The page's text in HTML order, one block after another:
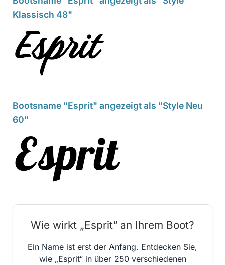
Klassisch 48"
Bootsname "Esprit" angezeigt als "Style Neu
60"
Wie wirkt „Esprit“ an Ihrem Boot?
Ein Name ist erst der Anfang. Entdecken Sie,
wie „Esprit“ in über 250 verschiedenen